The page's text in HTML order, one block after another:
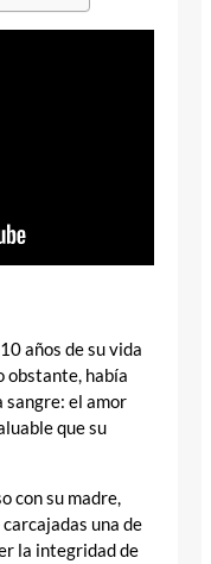
años de su vida
obstante, había
sangre: el amor
que su
con su madre,
una de
la integridad de